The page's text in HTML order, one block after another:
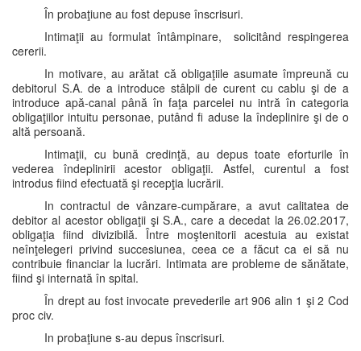
În probaţiune au fost depuse înscrisuri.
Intimaţii au formulat întâmpinare, solicitând respingerea
cererii.
In motivare, au arătat că obligaţiile asumate împreună cu
debitorul S.A. de a introduce stâlpii de curent cu cablu şi de a
introduce apă-canal până în faţa parcelei nu intră în categoria
obligaţiilor intuitu personae, putând fi aduse la îndeplinire şi de o
altă persoană.
Intimaţii, cu bună credinţă, au depus toate eforturile în
vederea îndeplinirii acestor obligaţii. Astfel, curentul a fost
introdus fiind efectuată şi recepţia lucrării.
In contractul de vânzare-cumpărare, a avut calitatea de
debitor al acestor obligaţii şi S.A., care a decedat la 26.02.2017,
obligaţia fiind divizibilă. Între moştenitorii acestuia au existat
neînţelegeri privind succesiunea, ceea ce a făcut ca ei să nu
contribuie financiar la lucrări. Intimata are probleme de sănătate,
fiind şi internată în spital.
În drept au fost invocate prevederile art 906 alin 1 şi 2 Cod
proc civ.
In probaţiune s-au depus înscrisuri.